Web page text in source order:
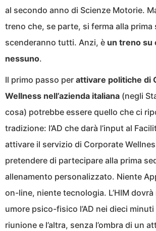
al secondo anno di Scienze Motorie.
treno che, se parte, si ferma alla
scenderanno tutti. Anzi, è un treno su
nessuno.
Il primo passo per attivare politiche di
Wellness nell’azienda italiana (negli
cosa) potrebbe essere quello che ci
tradizione: l’AD che darà l’input al
attivare il servizio di Corporate
pretendere di partecipare alla prima
allenamento personalizzato. Niente
on-line, niente tecnologia. L’HIM
umore psico-fisico l’AD nei dieci
riunione e l’altra, senza l’ombra di un